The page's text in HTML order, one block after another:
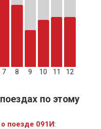
7 8 9 10 11 12
по этому
поезде 091И: